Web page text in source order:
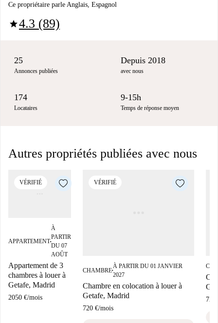
Ce propriétaire parle Anglais, Espagnol
star4.3 (89)
25
Annonces publiées
Depuis 2018
avec nous
174
Locataires
9-15h
Temps de réponse moyen
Autres propriétés publiées avec nous
VÉRIFIÉ
APPARTEMENT■
À
PARTIR
DU 07
AOÛT
Appartement de 3
chambres à louer à
Getafe, Madrid
2050 €/mois
VÉRIFIÉ
CHAMBRE■
À PARTIR DU 01 JANVIER
2027
Chambre en colocation à louer à
Getafe, Madrid
720 €/mois
720